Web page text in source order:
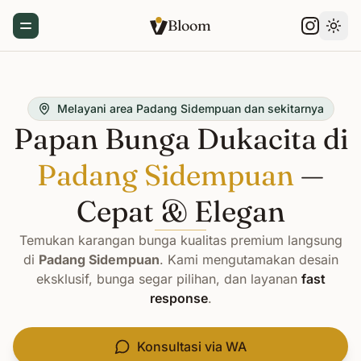
Toggle Menu Bloom
Melayani area Padang Sidempuan dan sekitarnya
Papan Bunga Dukacita di
Padang Sidempuan —
Cepat & Elegan
Temukan karangan bunga kualitas premium langsung
di Padang Sidempuan. Kami mengutamakan desain
eksklusif, bunga segar pilihan, dan layanan fast
response.
Konsultasi via WA